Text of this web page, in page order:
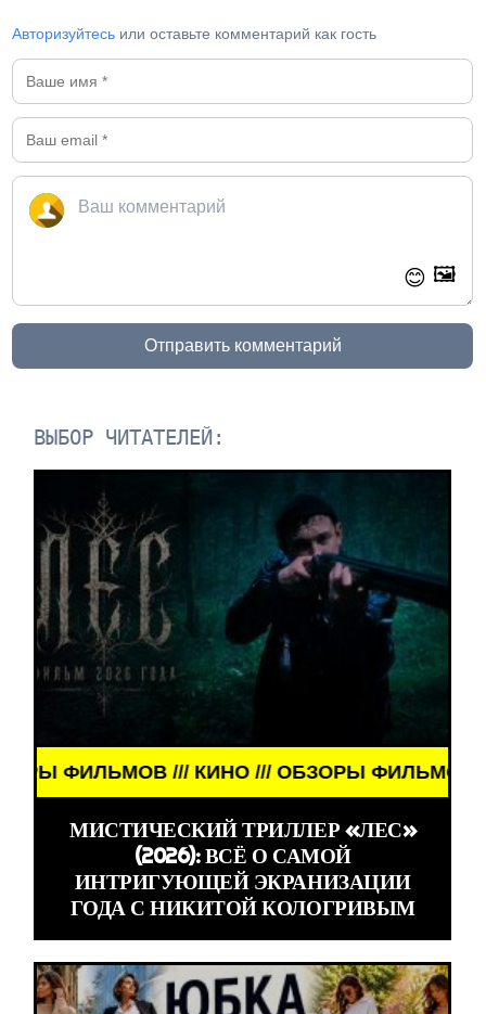
Авторизуйтесь или оставьте комментарий как гость
😊 🖼️
Отправить комментарий
ВЫБОР ЧИТАТЕЛЕЙ:
/// ОБЗОРЫ ФИЛЬМОВ /// КИНО /// ОБЗОРЫ
МИСТИЧЕСКИЙ ТРИЛЛЕР «ЛЕС»
(2026): ВСЁ О САМОЙ
ИНТРИГУЮЩЕЙ ЭКРАНИЗАЦИИ
ГОДА С НИКИТОЙ КОЛОГРИВЫМ